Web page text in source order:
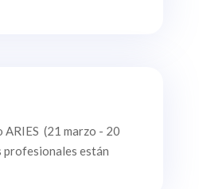
(21 marzo - 20
están